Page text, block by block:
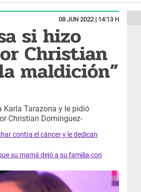
08 JUN 2022 | 14:13 H
si hizo
Christian
maldición”
Karla Tarazona y le pidió
Christian Domínguez-
contra el cáncer y le dedican
su mamá dejó a su familia con